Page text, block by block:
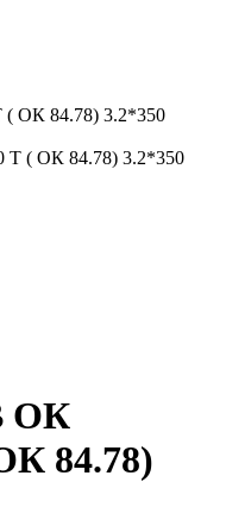
( ОК 84.78) 3.2*350
ОК
84.78)